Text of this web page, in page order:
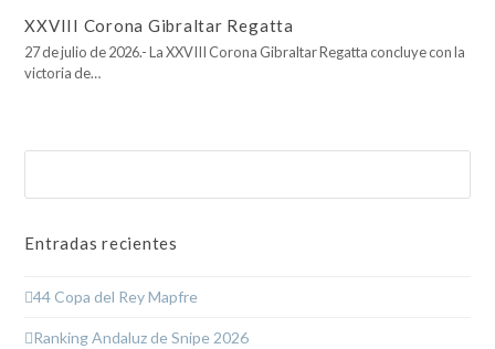
XXVIII Corona Gibraltar Regatta
27 de julio de 2026.- La XXVIII Corona Gibraltar Regatta concluye con la
victoria de…
Entradas recientes
44 Copa del Rey Mapfre
Ranking Andaluz de Snipe 2026